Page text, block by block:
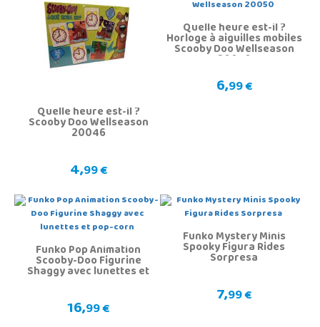
Quelle heure est-il ?
Scooby Doo Wellseason
20046
4,99 €
Quelle heure est-il ?
Horloge à aiguilles mobiles
Scooby Doo Wellseason
20050
6,99 €
Funko Pop Animation
Scooby-Doo Figurine
Shaggy avec lunettes et
16,99 €
Funko Mystery Minis
Spooky Figura Rides
Sorpresa
7,99 €